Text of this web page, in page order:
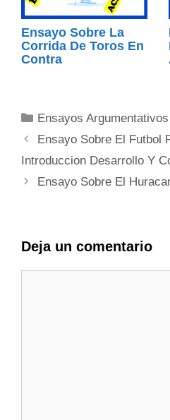
Ensayo Sobre La
Corrida De Toros En
Contra
Categorías
Ensayos Argumentativos
Ensayo Sobre El Futbol
Introduccion Desarrollo Y
Ensayo Sobre El
Deja un comentario